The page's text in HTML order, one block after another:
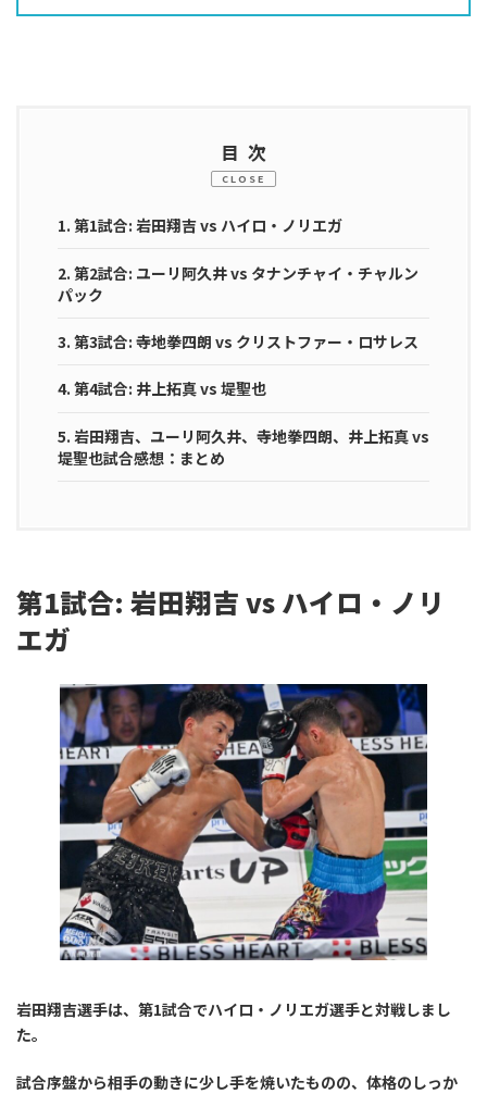
目次
CLOSE
1. 第1試合: 岩田翔吉 vs ハイロ・ノリエガ
2. 第2試合: ユーリ阿久井 vs タナンチャイ・チャルン
パック
3. 第3試合: 寺地拳四朗 vs クリストファー・ロサレス
4. 第4試合: 井上拓真 vs 堤聖也
5. 岩田翔吉、ユーリ阿久井、寺地拳四朗、井上拓真 vs
堤聖也試合感想：まとめ
第1試合: 岩田翔吉 vs ハイロ・ノリ
エガ
岩田翔吉選手は、第1試合でハイロ・ノリエガ選手と対戦しまし
た。
試合序盤から相手の動きに少し手を焼いたものの、体格のしっか